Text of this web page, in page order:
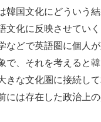
韓国文化にどういう
文化に反映させてい
などで英語圏に個人
で、それを考えると
きな文化圏に接続し
は存在した政治上の